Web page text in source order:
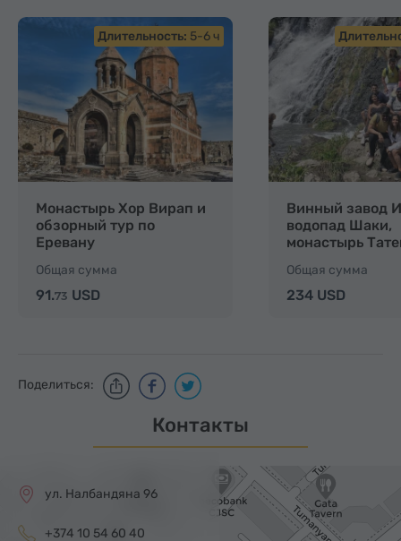
Длительность: 5-6 ч
Монастырь Хор Вирап и
обзорный тур по
Еревану
Общая сумма
91.73 USD
Винный завод
водопад Шаки,
монастырь
Общая сумма
234 USD
Поделиться:
Контакты
ул. Налбандяна 96
+374 10 54 60 40